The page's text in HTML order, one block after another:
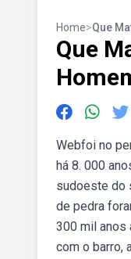
Home>Que
Que
Webfoi no
há 8. 000
sudoeste do
de pedra
300 mil anos
com o barro,